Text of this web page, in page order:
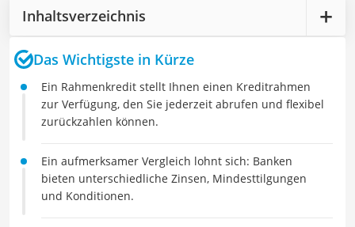
Inhaltsverzeichnis
Das Wichtigste in Kürze
Ein Rahmenkredit stellt Ihnen einen Kreditrahmen
zur Verfügung, den Sie jederzeit abrufen und flexibel
zurückzahlen können.
Ein aufmerksamer Vergleich lohnt sich: Banken
bieten unterschiedliche Zinsen, Mindesttilgungen
und Konditionen.